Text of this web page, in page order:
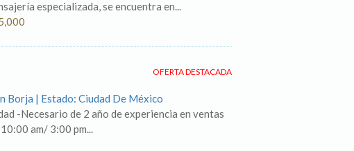
especializada, se encuentra en...
OFERTA DESTACADA
Borja | Estado: Ciudad De México
-Necesario de 2 año de experiencia en ventas
am/ 3:00 pm...